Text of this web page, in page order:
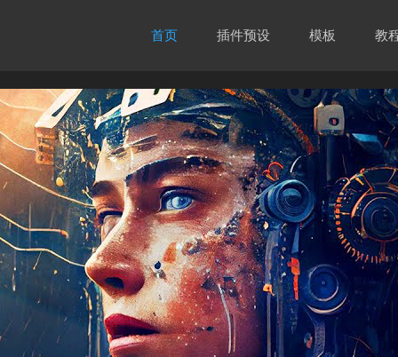
首页 插件预设 模板 教